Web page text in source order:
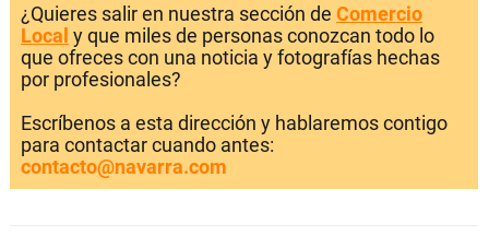
¿Quieres salir en nuestra sección de Comercio
Local y que miles de personas conozcan todo lo
que ofreces con una noticia y fotografías hechas
por profesionales?
Escríbenos a esta dirección y hablaremos contigo
para contactar cuando antes:
contacto@navarra.com